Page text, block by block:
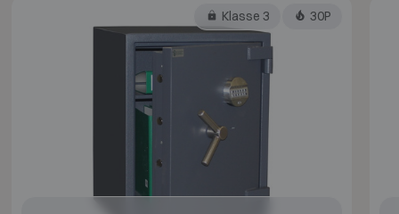
Klasse 3 30P